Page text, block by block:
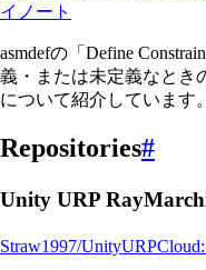
イノート
asmdefの「Define
義・または未定義なとき
について紹介しています。
Repositories#
Unity URP
Straw1997/